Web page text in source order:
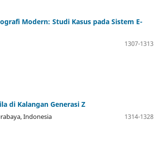
Modern: Studi Kasus pada Sistem E-
1307-1313
di Kalangan Generasi Z
Indonesia 1314-1328